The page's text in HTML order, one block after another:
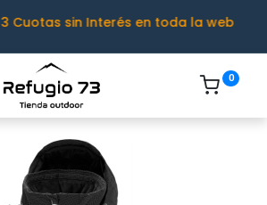
3 Cuotas sin Interés en toda la web
0